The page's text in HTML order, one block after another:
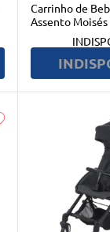
Carrinho de
Assento
Cinza Fisher-